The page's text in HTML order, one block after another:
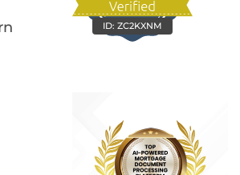
ID: ZC2KXNM